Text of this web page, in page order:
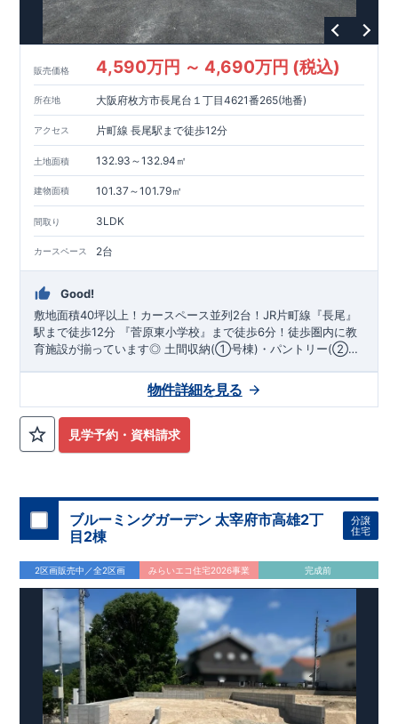
販売価格 4,590万円 ～ 4,690万円 (税込)
所在地 大阪府枚方市長尾台１丁目4621番265(地番)
アクセス 片町線 長尾駅まで徒歩12分
土地面積 132.93～132.94㎡
建物面積 101.37～101.79㎡
間取り 3LDK
カースペース 2台
Good!
敷地面積40坪以上！カースペース並列2台！JR片町線『長尾』
駅まで徒歩12分 『菅原東小学校』まで徒歩6分！徒歩圏内に教
育施設が揃っています◎ 土間収納(①号棟)・パントリー(②号
見学予約・資料請求
物件詳細を見る
ブルーミングガーデン 太宰府市高雄2丁
目2棟
分譲
住宅
2区画販売中／全2区画 みらいエコ住宅2026事業 完成前